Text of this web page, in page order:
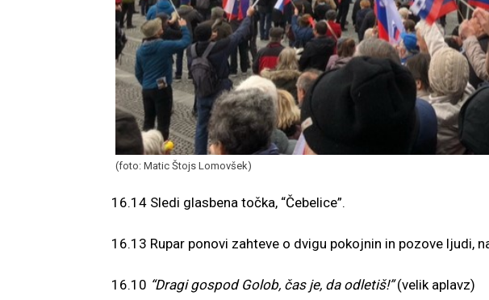
(foto: Matic Štojs Lomovšek)
16.14 Sledi glasbena točka, “Čebelice”.
16.13 Rupar ponovi zahteve o dvigu pokojnin in pozove ljudi,
16.10 “Dragi gospod Golob, čas je, da odletiš!”(velik aplavz)